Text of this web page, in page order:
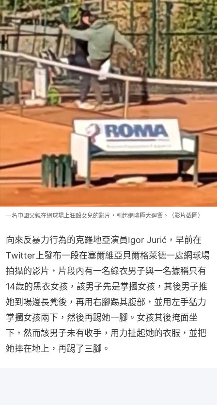
一名中國父親在網球場上狂毆女兒的影片，引起網壇極大迴響。（影片截圖）
向來反暴力行為的克羅地亞演員Igor Jurić，早前在
Twitter上發布一段在塞爾維亞貝爾格萊德一處網球場
拍攝的影片，片段內有一名綠衣男子與一名據稱只有
14歲的黑衣女孩，該男子先是掌摑女孩，其後男子推
她到場邊長凳後，再用右腳踢其腹部，並用左手猛力
掌摑女孩兩下，然後再踢她一腳。女孩其後掩面坐
下，然而該男子未有收手，用力扯起她的衣服，並把
她摔在地上，再踢了三腳。